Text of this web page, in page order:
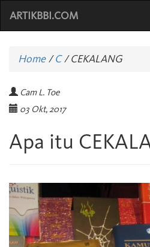
ARTIKBBI.COM
Home/C /CEKALANG
Cam L. Toe
03 Okt, 2017
Apa itu